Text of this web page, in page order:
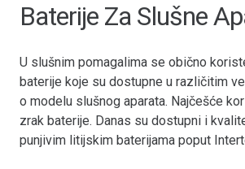
Baterije Za Slušne
U slušnim pomagalima se obično
baterije koje su dostupne u različitim
o modelu slušnog aparata. Najčešće
zrak baterije. Danas su dostupni i
punjivim litijskim baterijama poput